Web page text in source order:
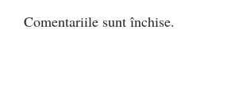
Comentariile sunt închise.